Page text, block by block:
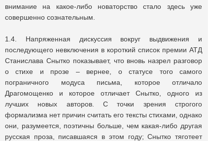
внимание на какое-либо новаторство стало здесь уже
совершенно сознательным.
1.4. Напряженная дискуссия вокруг выдвижения и
последующего невключения в короткий список премии АТД
Станислава Снытко показывает, что вновь назрел разговор
о стихе и прозе – вернее, о статусе того самого
пограничного модуса письма, которое отличало
Драгомощенко и которое отличает Снытко, одного из
лучших новых авторов. С точки зрения строгого
формализма нет причин считать его тексты стихами, однако
они, разумеется, поэтичны больше, чем какая-либо другая
русская проза, писавшаяся в этом году; Снытко тяготеет